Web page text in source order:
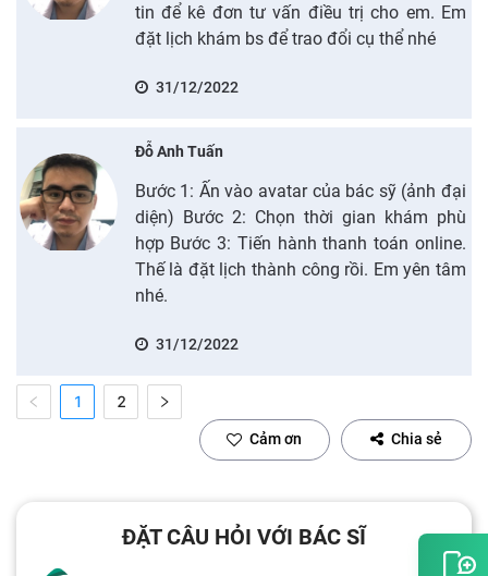
tin để kê đơn tư vấn điều trị cho em. Em
đặt lịch khám bs để trao đổi cụ thể nhé
31/12/2022
Đỗ Anh Tuấn
Bước 1: Ấn vào avatar của bác sỹ (ảnh đại
diện) Bước 2: Chọn thời gian khám phù
hợp Bước 3: Tiến hành thanh toán online.
Thế là đặt lịch thành công rồi. Em yên tâm
nhé.
31/12/2022
1 2
Cảm ơn Chia sẻ
ĐẶT CÂU HỎI VỚI BÁC SĨ